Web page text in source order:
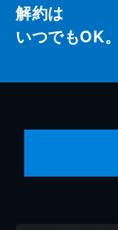
解約は
いつでもOK。